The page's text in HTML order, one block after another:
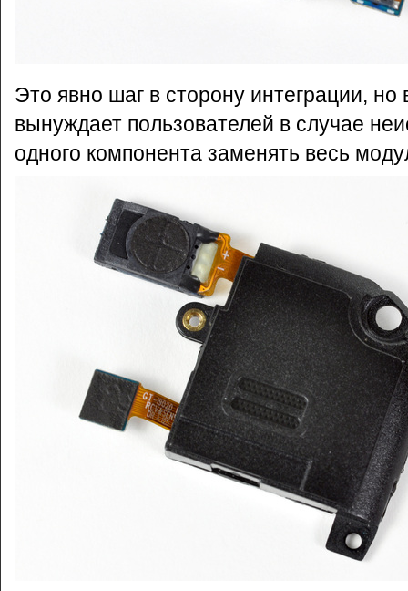
Это явно шаг в сторону интеграции, но
вынуждает пользователей в случае
одного компонента заменять весь